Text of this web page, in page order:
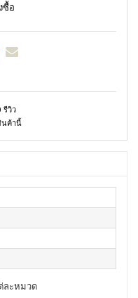
ซื้อ
รีวิว
นค้านี้
ละหมวด